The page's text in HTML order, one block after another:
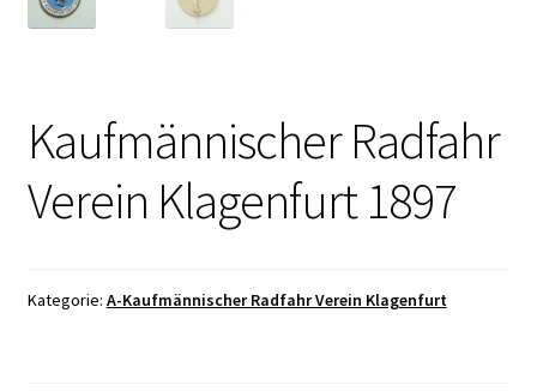
Kaufmännischer Radfahr
Verein Klagenfurt 1897
Kategorie: A-Kaufmännischer Radfahr Verein Klagenfurt